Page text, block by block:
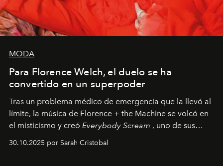
MODA
Para Florence Welch, el duelo se ha
convertido en un superpoder
Tras un problema médico de emergencia que la llevó al
límite, la música de Florence + the Machine se volcó en
el misticismo y creó Everybody Scream , uno de sus
álbumes más profundos hasta la fecha.
30.10.2025 por Sarah Cristobal